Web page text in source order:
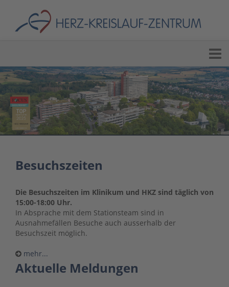
Besuchszeiten
Die Besuchszeiten im Klinikum und HKZ sind täglich von
15:00-18:00 Uhr.
In Absprache mit dem Stationsteam sind in
Ausnahmefällen Besuche auch ausserhalb der
Besuchszeit möglich.
mehr...
Aktuelle Meldungen